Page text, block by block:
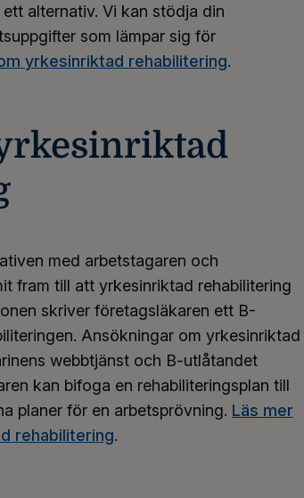
alternativ. Vi kan stödja din
som lämpar sig för
yrkesinriktad rehabilitering.
med arbetstagaren och
fram till att yrkesinriktad rehabilitering
skriver företagsläkaren ett B-
Ansökningar om yrkesinriktad
webbtjänst och B-utlåtandet
kan bifoga en rehabiliteringsplan till
planer för en arbetsprövning. Läs mer
rehabilitering.